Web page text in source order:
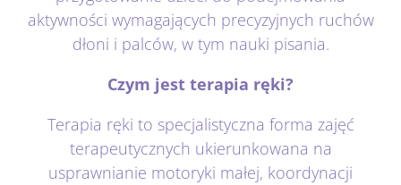
Kontakt
aktywności wymagających precyzyjnych ruchów
dłoni i palców, w tym nauki pisania.
Czym jest terapia ręki?
Terapia ręki to specjalistyczna forma zajęć
terapeutycznych ukierunkowana na
usprawnianie motoryki małej, koordynacji